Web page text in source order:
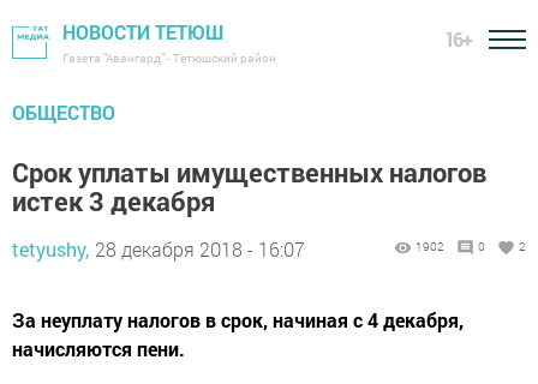
НОВОСТИ ТЕТЮШ
Газета "Авангард" - Тетюшский район
16+
ОБЩЕСТВО
Срок уплаты имущественных налогов
истек 3 декабря
tetyushy, 28 декабря 2018 - 16:07 1902 0 2
За неуплату налогов в срок, начиная с 4 декабря,
начисляются пени.